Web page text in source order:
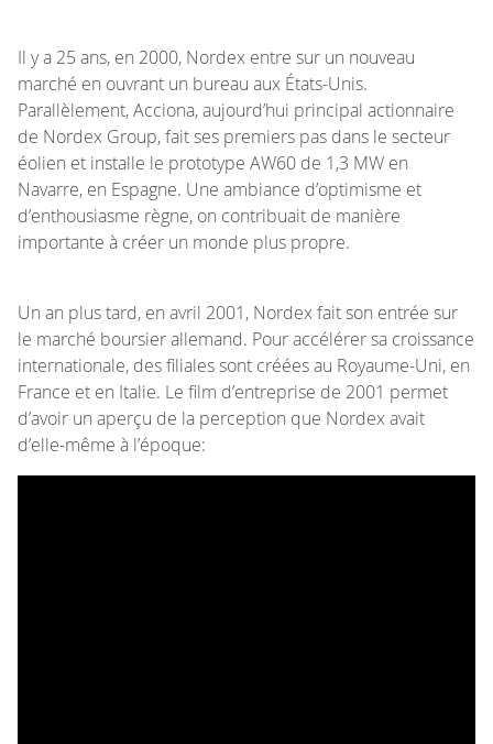
Il y a 25 ans, en 2000, Nordex entre sur un nouveau
marché en ouvrant un bureau aux États-Unis.
Parallèlement, Acciona, aujourd’hui principal actionnaire
de Nordex Group, fait ses premiers pas dans le secteur
éolien et installe le prototype AW60 de 1,3 MW en
Navarre, en Espagne. Une ambiance d’optimisme et
d’enthousiasme règne, on contribuait de manière
importante à créer un monde plus propre.
Un an plus tard, en avril 2001, Nordex fait son entrée sur
le marché boursier allemand. Pour accélérer sa croissance
internationale, des filiales sont créées au Royaume-Uni, en
France et en Italie. Le film d’entreprise de 2001 permet
d’avoir un aperçu de la perception que Nordex avait
d’elle-même à l’époque: